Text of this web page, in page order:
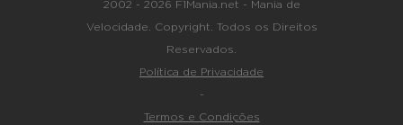
2002 - 2026 F1Mania.net - Mania de
Velocidade. Copyright. Todos os Direitos
Reservados.
Política de Privacidade
-
Termos e Condições